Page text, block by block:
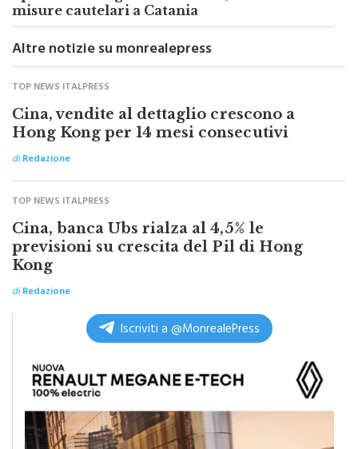
Spaccio di droga ed estorsioni, 38
misure cautelari a Catania
Altre notizie su monrealepress
TOP NEWS ITALPRESS
Cina, vendite al dettaglio crescono a
Hong Kong per 14 mesi consecutivi
diRedazione
TOP NEWS ITALPRESS
Cina, banca Ubs rialza al 4,5% le
previsioni su crescita del Pil di Hong
Kong
di